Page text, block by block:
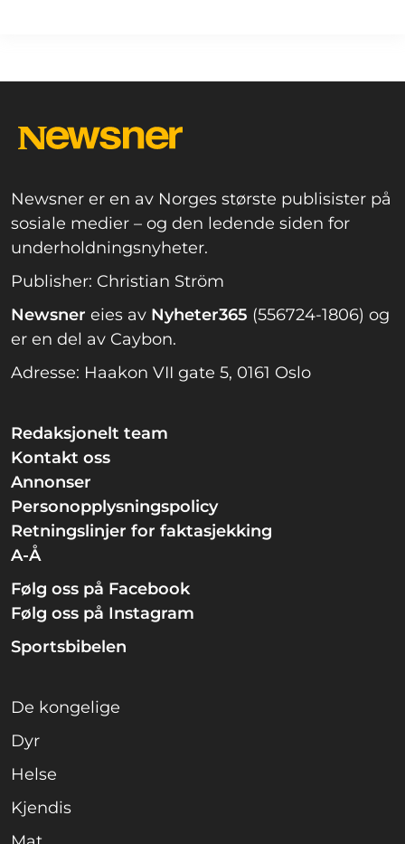
Newsner er en av Norges største publisister på
sosiale medier – og den ledende siden for
underholdningsnyheter.
Publisher: Christian Ström
Newsner eies av Nyheter365 (556724-1806) og
er en del av Caybon.
Adresse: Haakon VII gate 5, 0161 Oslo
Redaksjonelt team
Kontakt oss
Annonser
Personopplysningspolicy
Retningslinjer for faktasjekking
A-Å
Følg oss på Facebook
Følg oss på Instagram
Sportsbibelen
De kongelige
Dyr
Helse
Kjendis